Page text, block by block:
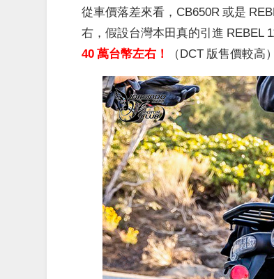
從車價落差來看，CB650R 或是
右，假設台灣本田真的引進 REBEL
40 萬台幣左右！
（DCT 版售價較高）